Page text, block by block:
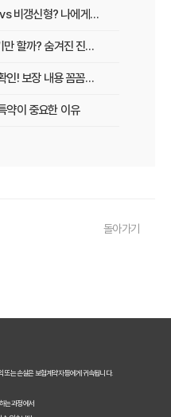
다이렉트 암보험 비교, 갱신형 vs 비갱신형? 나에게 맞는 최적의 선택은
암보험다이렉트, 정말 저렴하기만 할까? 숨겨진 진실과 현명한 가입 전략
암보험다이렉트 가입 전 필수 확인! 보장 내용 꼼꼼히 따져보는 5가지 팁
약이 중요한 이유
수 있을까?
돌아가기
또는 손실은 보험계약자 등에게 귀속됩니다.
는 과정에서